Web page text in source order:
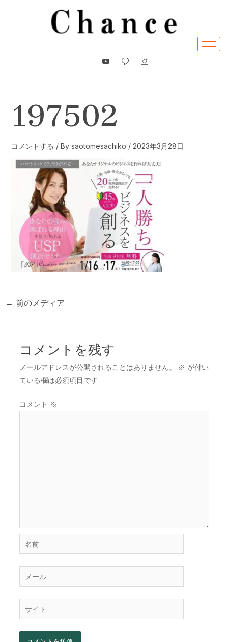
197502
コメントする / By saotomesachiko / 2023年3月28日
← 前のメディア
コメントを残す
メールアドレスが公開されることはありません。 ※ が付い
ている欄は必須項目です
コメント ※
前
ー
ル
イ
ト